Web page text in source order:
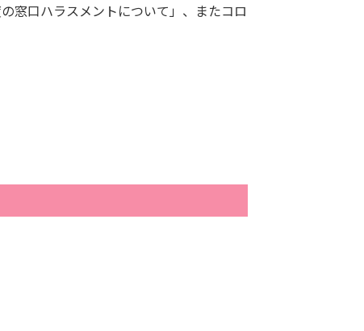
窓口ハラスメントについて」、またコロ